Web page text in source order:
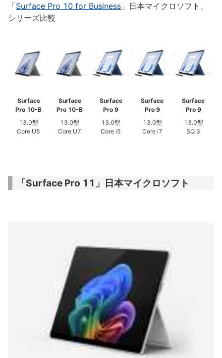
「Surface Pro 10 for Business 」日本マイクロソフト、
シリーズ比較
Surface
Pro 10-B
13.0型
Core U5
Surface
Pro 10-B
13.0型
Core U7
Surface
Pro 9
13.0型
Core i5
Surface
Pro 9
13.0型
Core i7
Surface
Pro 9
13.0型
SQ 3
「Surface Pro 11」日本マイクロソフト